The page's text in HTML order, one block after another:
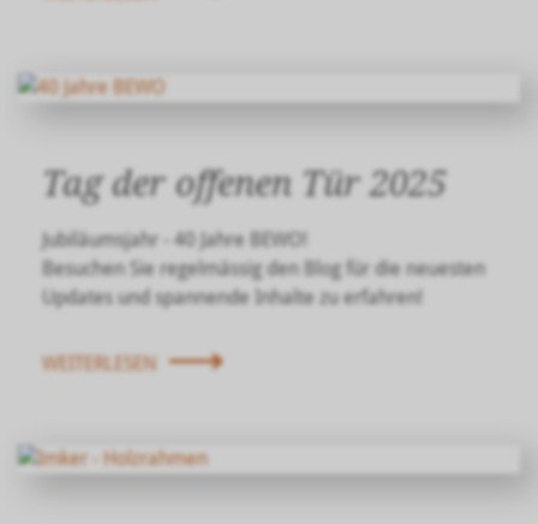
Tag der offenen Tür 2025
Jubiläumsjahr - 40 Jahre BEWO!
Besuchen Sie regelmässig den Blog für die neuesten
Updates und spannende Inhalte zu erfahren!
WEITERLESEN